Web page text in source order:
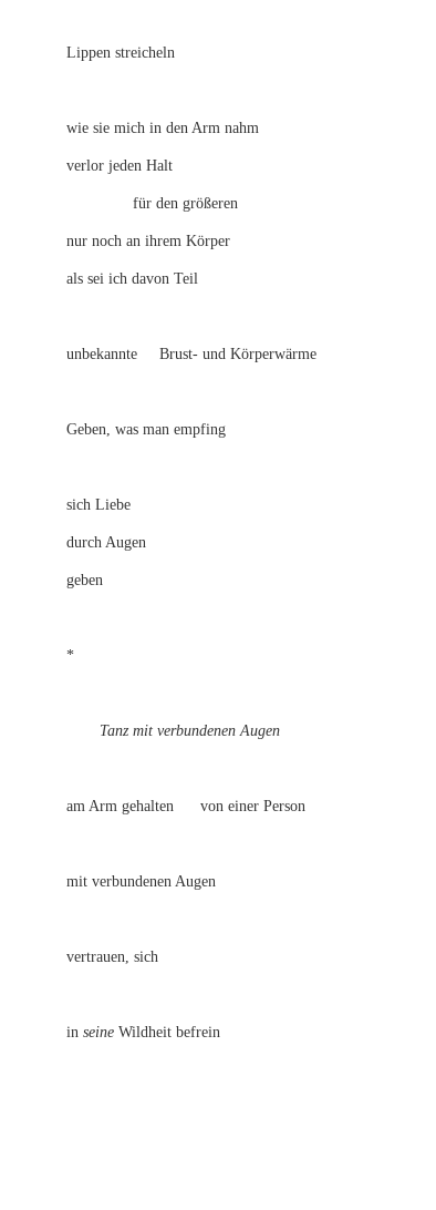
Lippen streicheln
wie sie mich in den Arm nahm
verlor jeden Halt
für den größeren
nur noch an ihrem Körper
als sei ich davon Teil
unbekannte Brust- und Körperwärme
Geben, was man empfing
sich Liebe
durch Augen
geben
*
Tanz mit verbundenen Augen
am Arm gehalten von einer Person
mit verbundenen Augen
vertrauen, sich
in seine Wildheit befrein